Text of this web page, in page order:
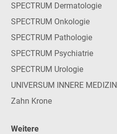
SPECTRUM Dermatologie
SPECTRUM Onkologie
SPECTRUM Pathologie
SPECTRUM Psychiatrie
SPECTRUM Urologie
UNIVERSUM INNERE MEDIZIN
Zahn Krone
Weitere